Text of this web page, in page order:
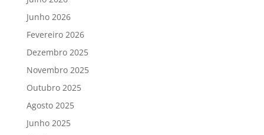
Junho 2026
Fevereiro 2026
Dezembro 2025
Novembro 2025
Outubro 2025
Agosto 2025
Junho 2025